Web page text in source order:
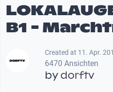
B1 -
Created at 11. Apr.
6470 Ansichten
bydorftv